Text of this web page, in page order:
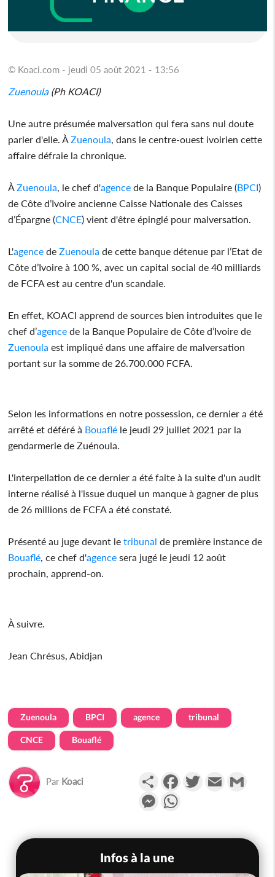
© Koaci.com - jeudi 05 août 2021 - 13:56
Zuenoula(Ph KOACI)
Une autre présumée malversation qui fera sans nul doute
parler d'elle. ÀZuenoula , dans le centre-ouest ivoirien cette
affaire défraie la chronique.
ÀZuenoula , le chef d'agence de la Banque Populaire (BPCI)
de Côte d’Ivoire ancienne Caisse Nationale des Caisses
d’Épargne (CNCE) vient d'être épinglé pour malversation.
L'agence deZuenoula de cette banque détenue par l’Etat de
Côte d’Ivoire à 100 %, avec un capital social de 40 milliards
de FCFA est au centre d'un scandale.
En effet, KOACI apprend de sources bien introduites que le
chef d’agence de la Banque Populaire de Côte d’Ivoire de
Zuenoula est impliqué dans une affaire de malversation
portant sur la somme de 26.700.000 FCFA.
Selon les informations en notre possession, ce dernier a été
arrêté et déféré à Bouaflé le jeudi 29 juillet 2021 par la
gendarmerie de Zuénoula.
L'interpellation de ce dernier a été faite à la suite d'un audit
interne réalisé à l'issue duquel un manque à gagner de plus
de 26 millions de FCFA a été constaté.
Présenté au juge devant letribunal de première instance de
Bouaflé , ce chef d'agence sera jugé le jeudi 12 août
prochain, apprend-on.
À suivre.
Jean Chrésus, Abidjan
Zuenoula BPCI agence tribunal
CNCE Bouaflé
Par Koaci PartagerFacebookTwitterEmail
Messenger
Infos à la une